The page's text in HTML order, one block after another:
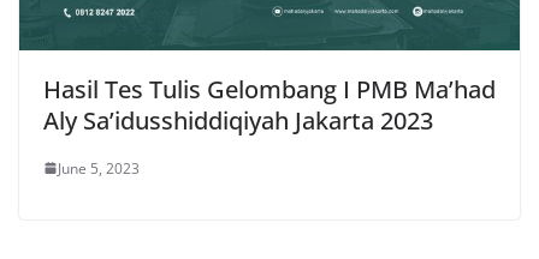
Hasil Tes Tulis Gelombang I PMB Ma’had
Aly Sa’idusshiddiqiyah Jakarta 2023
June 5, 2023